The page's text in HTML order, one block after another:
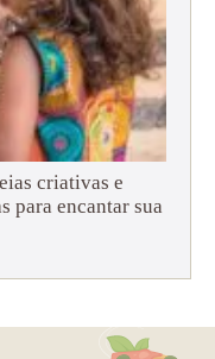
criativas e
para encantar sua